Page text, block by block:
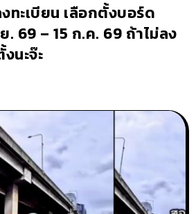
ทะเบียน เลือกตั้งบอร์ด
. 69 – 15 ก.ค. 69 ถ้าไม่ลง
นะจ๊ะ